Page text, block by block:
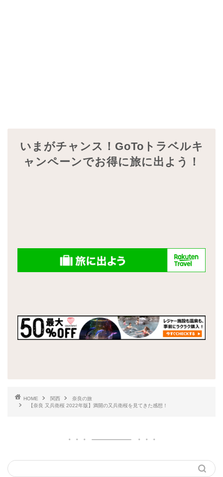
いまがチャンス！GoToトラベルキ
ャンペーンでお得に旅に出よう！
HOME 関西
奈良の旅
【奈良 又兵衛桜 2022年版】満開の又兵衛桜を見てきた感想！